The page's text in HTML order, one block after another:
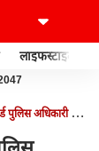
लाइफस्टाइल
पुलिस अधिकारी ने